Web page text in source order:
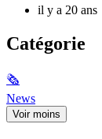
il y a 20 ans
Catégorie
🗞
News
Voir moins